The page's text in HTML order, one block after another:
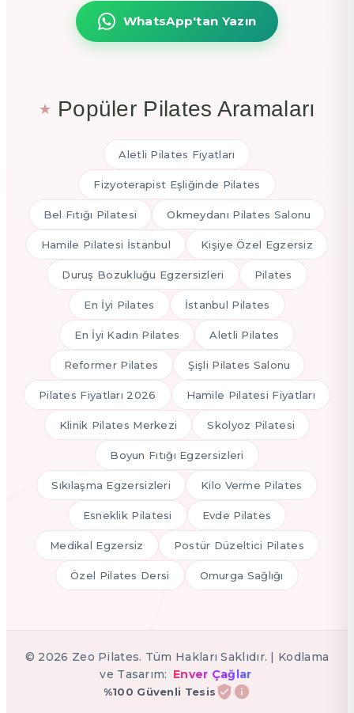
WhatsApp'tan Yazın
Popüler Pilates Aramaları
Aletli Pilates Fiyatları
Fizyoterapist Eşliğinde Pilates
Bel Fıtığı Pilatesi Okmeydanı Pilates Salonu
Hamile Pilatesi İstanbul Kişiye Özel Egzersiz
Duruş Bozukluğu Egzersizleri Pilates
En İyi Pilates İstanbul Pilates
En İyi Kadın Pilates Aletli Pilates
Reformer Pilates Şişli Pilates Salonu
Pilates Fiyatları 2026 Hamile Pilatesi Fiyatları
Klinik Pilates Merkezi Skolyoz Pilatesi
Boyun Fıtığı Egzersizleri
Sıkılaşma Egzersizleri Kilo Verme Pilates
Esneklik Pilatesi Evde Pilates
Medikal Egzersiz Postür Düzeltici Pilates
Özel Pilates Dersi Omurga Sağlığı
© 2026 Zeo Pilates. Tüm Hakları Saklıdır. | Kodlama
ve Tasarım: Enver Çağlar
%100 Güvenli Tesis